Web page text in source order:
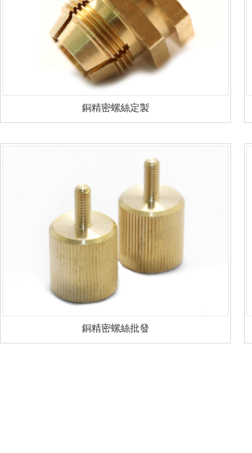
銅（tóng）件CNC加工
銅精密螺絲定製
銅精密螺絲批發